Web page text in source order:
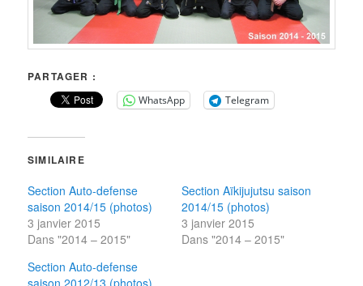
PARTAGER :
WhatsApp Telegram
SIMILAIRE
Section Auto-defense
saison 2014/15 (photos)
3 janvier 2015
Dans "2014 – 2015"
Section Aïkijujutsu saison
2014/15 (photos)
3 janvier 2015
Dans "2014 – 2015"
Section Auto-defense
saison 2012/13 (photos)